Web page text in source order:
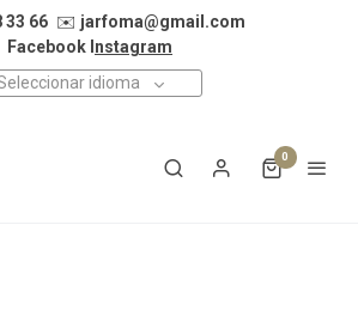
33 66 ✉️ jarfoma@gmail.com
Facebook I nstagram
idioma
0